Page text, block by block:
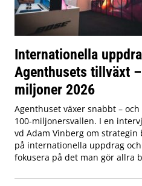
Internationella
Agenthusets tillväxt
miljoner 2026
Agenthuset växer snabbt –
100-miljonersvallen. I en
vd Adam Vinberg om
på internationella uppdrag
fokusera på det man gör allra